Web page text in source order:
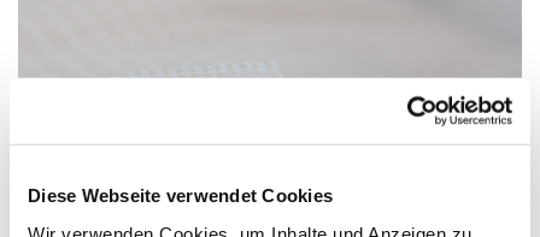
Diese Webseite verwendet Cookies